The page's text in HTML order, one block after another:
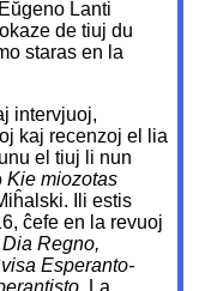
Lanti
de tiuj du
staras en la
intervjuoj,
kaj recenzoj el lia
el tiuj li nun
Kie miozotas
Ili estis
ĉefe en la revuoj
Regno,
Esperanto-
La